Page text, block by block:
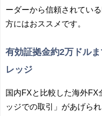
ーダーから信頼されてい
方にはおススメです。
有効証拠金約2万ドル
レッジ
国内FXと比較した海外FX
ッジでの取引」があげら